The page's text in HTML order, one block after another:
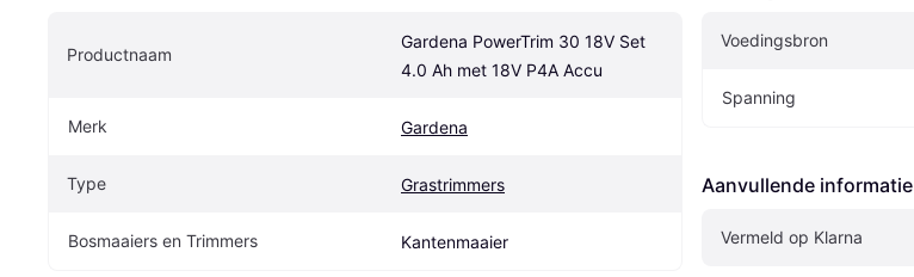
Productnaam
Gardena PowerTrim 30 18V Set
4.0 Ah met 18V P4A Accu
Merk Gardena
Type Grastrimmers
Bosmaaiers en Trimmers Kantenmaaier
Voedingsbron
Spanning
Aanvullende informatie
Vermeld op Klarna